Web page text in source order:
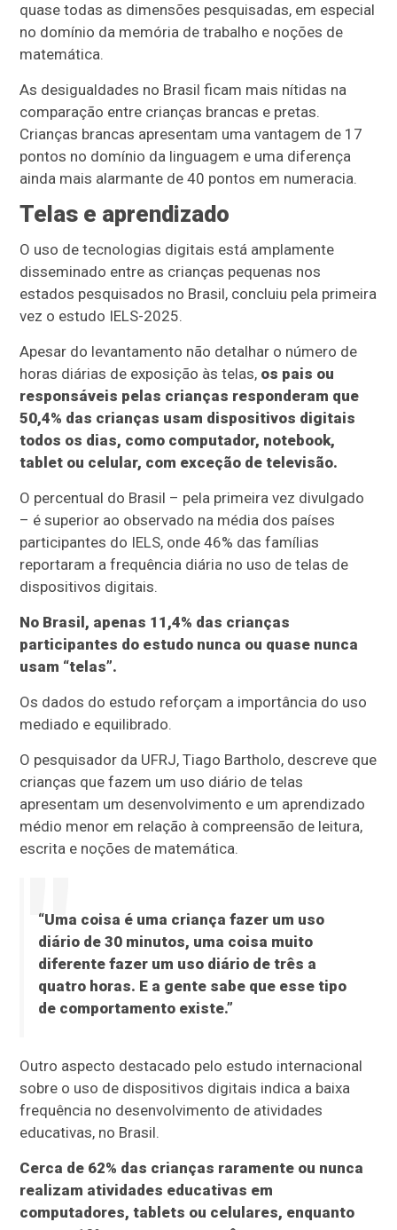
quase todas as dimensões pesquisadas, em especial
no domínio da memória de trabalho e noções de
matemática.
As desigualdades no Brasil ficam mais nítidas na
comparação entre crianças brancas e pretas.
Crianças brancas apresentam uma vantagem de 17
pontos no domínio da linguagem e uma diferença
ainda mais alarmante de 40 pontos em numeracia.
Telas e aprendizado
O uso de tecnologias digitais está amplamente
disseminado entre as crianças pequenas nos
estados pesquisados no Brasil, concluiu pela primeira
vez o estudo IELS-2025.
Apesar do levantamento não detalhar o número de
horas diárias de exposição às telas, os pais ou
responsáveis pelas crianças responderam que
50,4% das crianças usam dispositivos digitais
todos os dias, como computador, notebook,
tablet ou celular, com exceção de televisão.
O percentual do Brasil – pela primeira vez divulgado
– é superior ao observado na média dos países
participantes do IELS, onde 46% das famílias
reportaram a frequência diária no uso de telas de
dispositivos digitais.
No Brasil, apenas 11,4% das crianças
participantes do estudo nunca ou quase nunca
usam “telas”.
Os dados do estudo reforçam a importância do uso
mediado e equilibrado.
O pesquisador da UFRJ, Tiago Bartholo, descreve que
crianças que fazem um uso diário de telas
apresentam um desenvolvimento e um aprendizado
médio menor em relação à compreensão de leitura,
escrita e noções de matemática.
“Uma coisa é uma criança fazer um uso
diário de 30 minutos, uma coisa muito
diferente fazer um uso diário de três a
quatro horas. E a gente sabe que esse tipo
de comportamento existe.”
Outro aspecto destacado pelo estudo internacional
sobre o uso de dispositivos digitais indica a baixa
frequência no desenvolvimento de atividades
educativas, no Brasil.
Cerca de 62% das crianças raramente ou nunca
realizam atividades educativas em
computadores, tablets ou celulares, enquanto